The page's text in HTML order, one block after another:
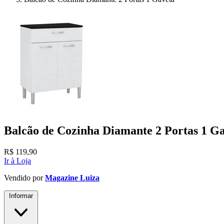
Balcão de Cozinha Diamante 2 Portas 1
R$ 119,90
Ir à Loja
Vendido porMagazine Luiza
Informar